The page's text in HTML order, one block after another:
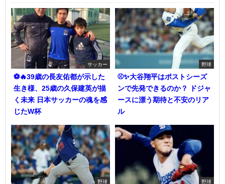
サッカー
⚽🔥39歳の長友佑都が示した
生き様、25歳の久保建英が描
く未来 日本サッカーの魂を感
じたW杯
野球
⚾✨大谷翔平はポストシーズ
ンで先発できるのか？ ドジャ
ースに漂う期待と不安のリア
ル
野球 野球